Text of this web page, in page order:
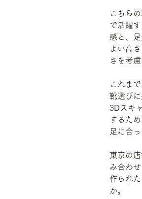
こちら
で活躍
感と、
よい高
さを考
これま
靴選び
3Dスキ
するた
足に合
東京の
み合わ
作られ
か。